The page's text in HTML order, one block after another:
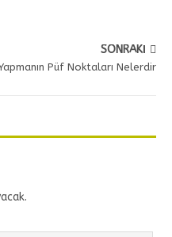
SONRAKI
Püf Noktaları Nelerdir